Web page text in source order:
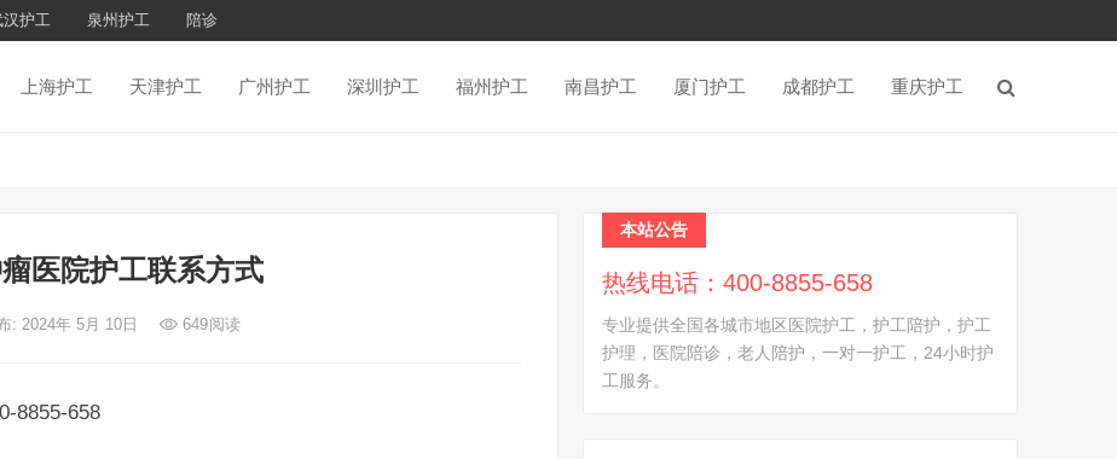
汉护工 泉州护工 陪诊
上海护工 天津护工 广州护工 深圳护工 福州护工 南昌护工 厦门护工 成都护工 重庆护工
医院护工联系方式
: 2024年 5月 10日 649阅读
8855-658
本站公告
热线电话：400-8855-658
专业提供全国各城市地区医院护工，护工陪护，护工
护理，医院陪诊，老人陪护，一对一护工，24小时护
工服务。